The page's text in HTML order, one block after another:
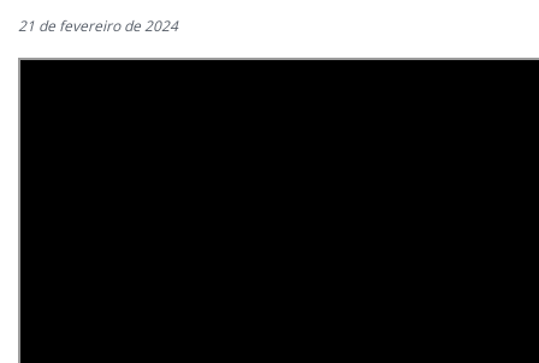
21 de fevereiro de 2024